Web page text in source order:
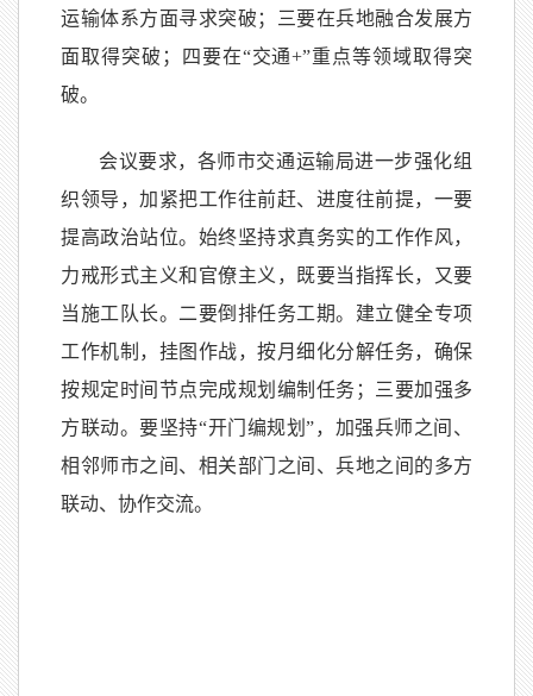
运输体系方面寻求突破；三要在兵地融合发展方
面取得突破；四要在“交通+”重点等领域取得突
破。
会议要求，各师市交通运输局进一步强化组
织领导，加紧把工作往前赶、进度往前提，一要
提高政治站位。始终坚持求真务实的工作作风，
力戒形式主义和官僚主义，既要当指挥长，又要
当施工队长。二要倒排任务工期。建立健全专项
工作机制，挂图作战，按月细化分解任务，确保
按规定时间节点完成规划编制任务；三要加强多
方联动。要坚持“开门编规划”，加强兵师之间、
相邻师市之间、相关部门之间、兵地之间的多方
联动、协作交流。